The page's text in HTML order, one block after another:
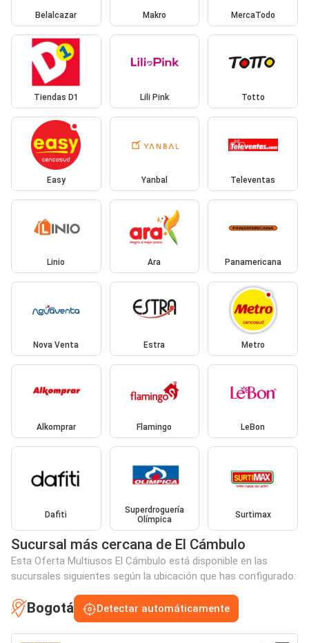
Belalcazar Makro MercaTodo
Tiendas D1 Lili Pink Totto
Easy Yanbal Televentas
Linio Ara Panamericana
Nova Venta Estra Metro
Alkomprar Flamingo LeBon
Dafiti
Superdroguería
Olímpica
Surtimax
Sucursal más cercana de El Cámbulo
Esta Oferta Multiusos El Cámbulo está disponible en las
sucursales siguientes según la ubicación que has configurado:
Bogotá Detectar automáticamente